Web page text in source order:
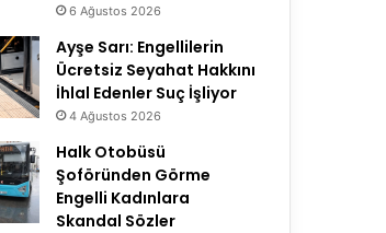
6 Ağustos 2026
Ayşe Sarı: Engellilerin
Ücretsiz Seyahat Hakkını
İhlal Edenler Suç İşliyor
4 Ağustos 2026
Halk Otobüsü
Şoföründen Görme
Engelli Kadınlara
Skandal Sözler